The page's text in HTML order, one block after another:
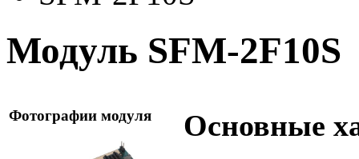
Модуль SFM-2F10S
Фотографии модуля Основные